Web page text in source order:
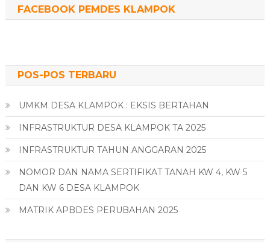
FACEBOOK PEMDES KLAMPOK
POS-POS TERBARU
UMKM DESA KLAMPOK : EKSIS BERTAHAN
INFRASTRUKTUR DESA KLAMPOK TA 2025
INFRASTRUKTUR TAHUN ANGGARAN 2025
NOMOR DAN NAMA SERTIFIKAT TANAH KW 4, KW 5
DAN KW 6 DESA KLAMPOK
MATRIK APBDES PERUBAHAN 2025